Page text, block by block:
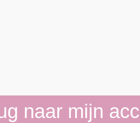
naar mijn